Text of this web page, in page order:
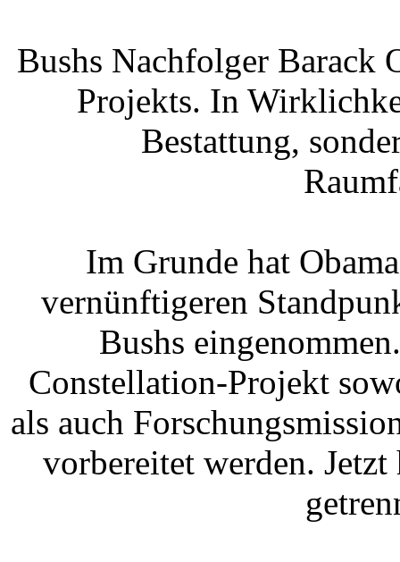
Bushs Nachfolger Barack
Projekts. In
Bestattung,
Im Grunde hat
vernünftigeren
Bushs
Constellation-Projekt
als auch
vorbereitet werden.